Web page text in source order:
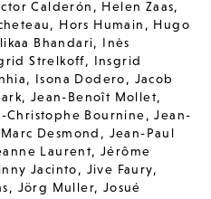
Calderón , Helen Zaas,
, Hors Humain , Hugo
Bhandari, Inès
Strelkoff, Insgrid
, Isona Dodero, Jacob
, Jean-Benoît Mollet,
Christophe Bournine,Jean-
Desmond , Jean-Paul
Laurent,Jérôme
Jacinto, Jive Faury,
, Jörg Muller, Josué